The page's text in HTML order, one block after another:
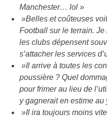
Manchester… lol »
»Belles et coûteuses
Football sur le terrain.
les clubs dépensent
s’attacher les services
»Il arrive à toutes les
poussière ? Quel
pour frimer au lieu de
y gagnerait en estime
»Il ira toujours moins